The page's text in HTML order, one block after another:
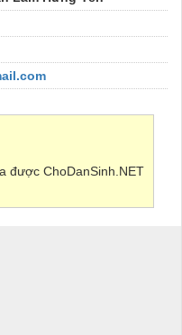
được ChoDanSinh.NET